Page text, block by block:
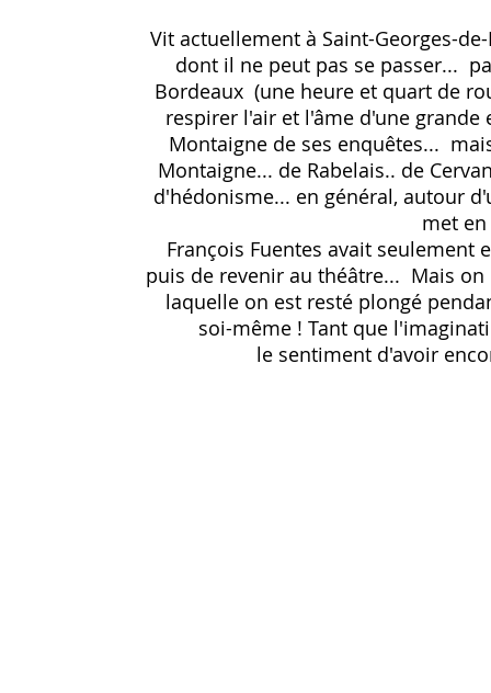
Vit actuellement à Saint-Georges-
dont il ne peut pas se passer...
Bordeaux (une heure et quart de
respirer l'air et l'âme d'une
Montaigne de ses enquêtes...
Montaigne... de Rabelais.. de
d'hédonisme... en général, autour
met
François Fuentes avait seulement
puis de revenir au théâtre... Mais
laquelle on est resté plongé
soi-même ! Tant que
le sentiment d'avoir